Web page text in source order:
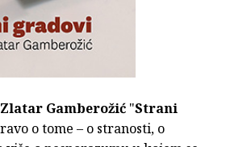
Zlatar Gamberožić "Strani
o tome – o stranosti, o